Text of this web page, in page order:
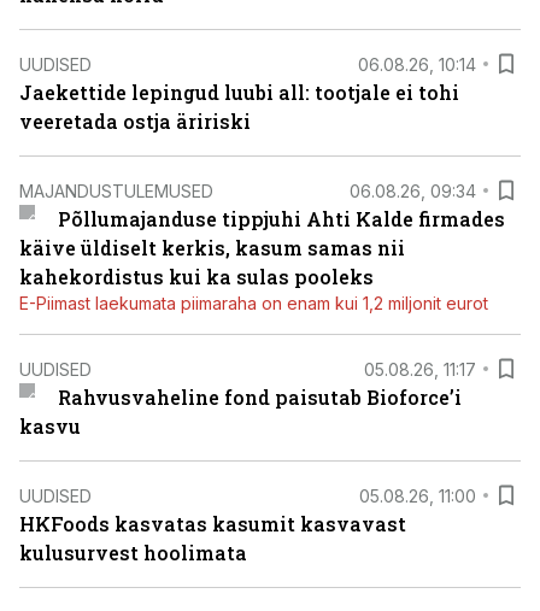
UUDISED 06.08.26, 10:14
Jaekettide lepingud luubi all: tootjale ei tohi
veeretada ostja äririski
MAJANDUSTULEMUSED 06.08.26, 09:34
Põllumajanduse tippjuhi Ahti Kalde firmades
käive üldiselt kerkis, kasum samas nii
kahekordistus kui ka sulas pooleks
E-Piimast laekumata piimaraha on enam kui 1,2 miljonit eurot
UUDISED 05.08.26, 11:17
Rahvusvaheline fond paisutab Bioforce’i
kasvu
UUDISED 05.08.26, 11:00
HKFoods kasvatas kasumit kasvavast
kulusurvest hoolimata